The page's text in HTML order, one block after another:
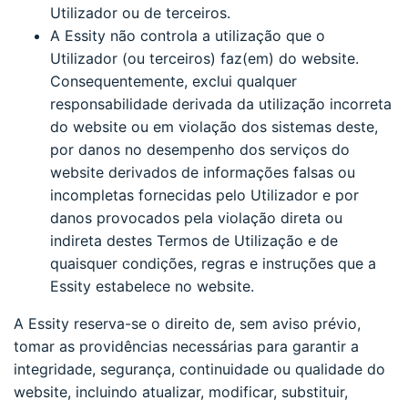
Utilizador ou de terceiros.
A Essity não controla a utilização que o
Utilizador (ou terceiros) faz(em) do website.
Consequentemente, exclui qualquer
responsabilidade derivada da utilização incorreta
do website ou em violação dos sistemas deste,
por danos no desempenho dos serviços do
website derivados de informações falsas ou
incompletas fornecidas pelo Utilizador e por
danos provocados pela violação direta ou
indireta destes Termos de Utilização e de
quaisquer condições, regras e instruções que a
Essity estabelece no website.
A Essity reserva-se o direito de, sem aviso prévio,
tomar as providências necessárias para garantir a
integridade, segurança, continuidade ou qualidade do
website, incluindo atualizar, modificar, substituir,